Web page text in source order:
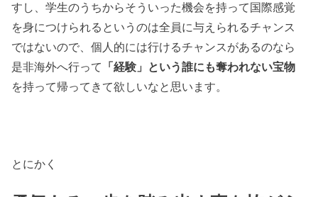
すし、学生のうちからそういった機会を持って国際感覚
を身につけられるというのは全員に与えられるチャンス
ではないので、個人的には行けるチャンスがあるのなら
是非海外へ行って
「経験」という誰にも奪われない宝物
を持って帰ってきて欲しいなと思います。
とにかく